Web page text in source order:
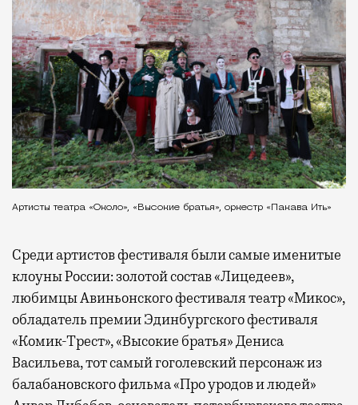
Артисты театра «Около», «Высокие братья», оркестр «Пакава Ить»
Среди артистов фестиваля были самые именитые
клоуны России: золотой состав «Лицедеев»,
любимцы Авиньонского фестиваля театр «Микос»,
обладатель премии Эдинбургского фестиваля
«Комик-Трест», «Высокие братья» Дениса
Васильева, тот самый гоголевский персонаж из
балабановского фильма «Про уродов и людей»